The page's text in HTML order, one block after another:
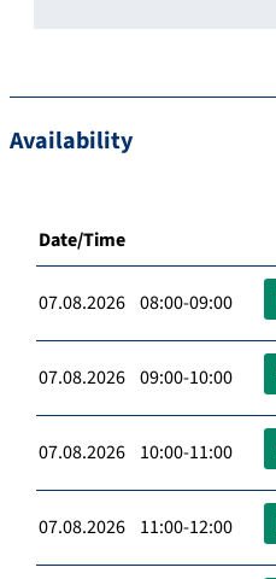
Availability
Date/Time
07.08.2026 08:00-09:00
07.08.2026 09:00-10:00
07.08.2026 10:00-11:00
07.08.2026 11:00-12:00